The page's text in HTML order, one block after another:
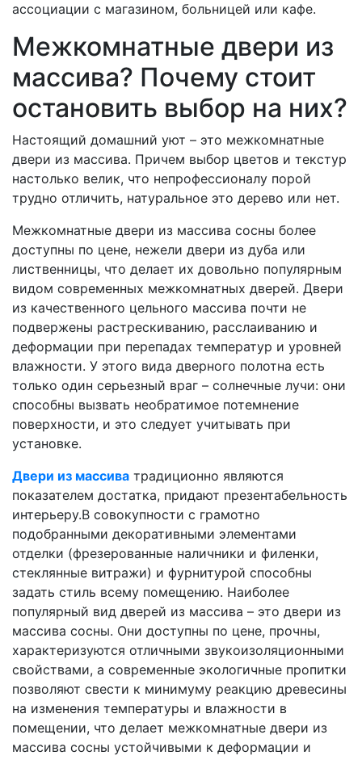
ассоциации с магазином, больницей или кафе.
Межкомнатные двери из
массива? Почему стоит
остановить выбор на них?
Настоящий домашний уют – это межкомнатные
двери из массива. Причем выбор цветов и текстур
настолько велик, что непрофессионалу порой
трудно отличить, натуральное это дерево или нет.
Межкомнатные двери из массива сосны более
доступны по цене, нежели двери из дуба или
лиственницы, что делает их довольно популярным
видом современных межкомнатных дверей. Двери
из качественного цельного массива почти не
подвержены растрескиванию, расслаиванию и
деформации при перепадах температур и уровней
влажности. У этого вида дверного полотна есть
только один серьезный враг – солнечные лучи: они
способны вызвать необратимое потемнение
поверхности, и это следует учитывать при
установке.
Двери из массива традиционно являются
показателем достатка, придают презентабельность
интерьеру.В совокупности с грамотно
подобранными декоративными элементами
отделки (фрезерованные наличники и филенки,
стеклянные витражи) и фурнитурой способны
задать стиль всему помещению. Наиболее
популярный вид дверей из массива – это двери из
массива сосны. Они доступны по цене, прочны,
характеризуются отличными звукоизоляционными
свойствами, а современные экологичные пропитки
позволяют свести к минимуму реакцию древесины
на изменения температуры и влажности в
помещении, что делает межкомнатные двери из
массива сосны устойчивыми к деформации и